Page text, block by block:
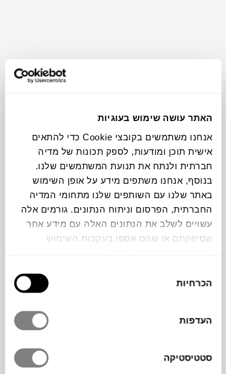
האתר עושה שימוש בעוגיות
אנחנו משתמשים בקובצי Cookie כדי להתאים
אישית תוכן ומודעות, לספק תכונות של מדיה
חברתית ולנתח את תנועת המשתמשים שלנו.
בנוסף, אנחנו משתפים מידע על אופן השימוש
באתר שלנו עם השותפים שלנו מתחומי המדיה
החברתית, הפרסום וניתוח הנתונים. גורמים אלה
עשויים לשלב את הנתונים האלה עם מידע אחר
שסיפקתם או שהם אספו בעקבות השימוש
הסכמה
הכרחיות
העדפות
סטטיסטיקה
תוכלו למצוא אותי ב:
צבעים
עיצובי בעל נוכחות פיסולית, שעוצב על ידי
Jaime Hayón, אמן ומעצב ספרדי יליד מדריד
הנחשב לאחד המעצבים המשפיעים והמוערכים
בעולם העיצוב העכשווי. עבודותיו משלבות בין
יצירתית, צבעונית ושובבה. השולחן מעוצב
כצורה לא סימטרית המדמה אובייקט שנשחק